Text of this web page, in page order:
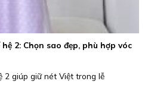
2: Chọn sao đẹp, phù hợp vóc
2 giúp giữ nét Việt trong lễ